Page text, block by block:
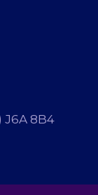
J6A 8B4